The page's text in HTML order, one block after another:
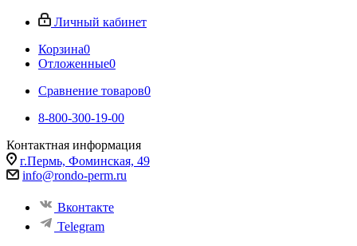
Личный кабинет
Корзина0
Отложенные0
Сравнение товаров0
8-800-300-19-00
Контактная информация
г.Пермь, Фоминская, 49
info@rondo-perm.ru
Вконтакте
Telegram